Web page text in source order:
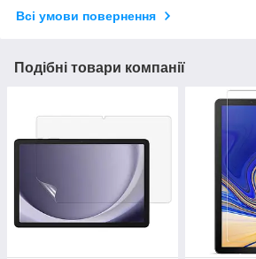
Всі умови повернення
Подібні товари компанії